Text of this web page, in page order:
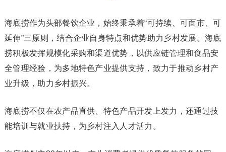
海底捞作为头部餐饮企业，始终秉承着“可持续、可面市、可
延伸”三原则，结合企业自身特点和优势助力乡村发展。海底
捞积极发挥规模化采购和渠道优势，以供应链管理和食品安
全管理经验，为多地特色产业提供支持，致力于推动乡村产
业升级，助力乡村振兴。
海底捞不仅在农产品直供、特色产品开发上发力，还通过技
能培训与就业扶持，为乡村注入人才活力。